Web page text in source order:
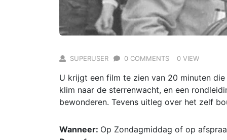
SUPERUSER 0 COMMENTS 0 VIEW
U krijgt een film te zien van 20 minuten
klim naar de sterrenwacht, en een
bewonderen. Tevens uitleg over het zelf
Wanneer: Op Zondagmiddag of op